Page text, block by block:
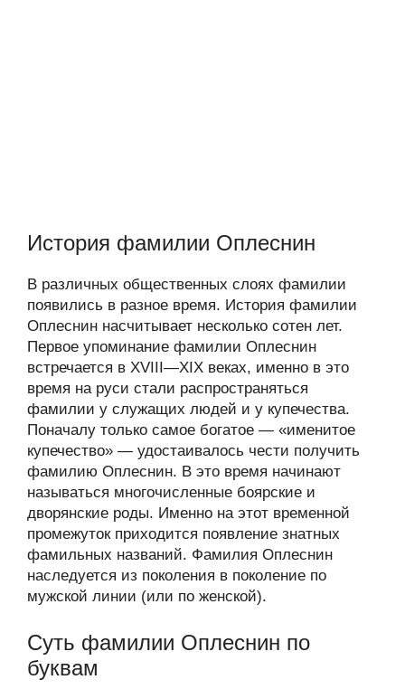
История фамилии Оплеснин
В различных общественных слоях фамилии
появились в разное время. История фамилии
Оплеснин насчитывает несколько сотен лет.
Первое упоминание фамилии Оплеснин
встречается в XVIII—XIX веках, именно в это
время на руси стали распространяться
фамилии у служащих людей и у купечества.
Поначалу только самое богатое — «именитое
купечество» — удостаивалось чести получить
фамилию Оплеснин. В это время начинают
называться многочисленные боярские и
дворянские роды. Именно на этот временной
промежуток приходится появление знатных
фамильных названий. Фамилия Оплеснин
наследуется из поколения в поколение по
мужской линии (или по женской).
Суть фамилии Оплеснин по
буквам